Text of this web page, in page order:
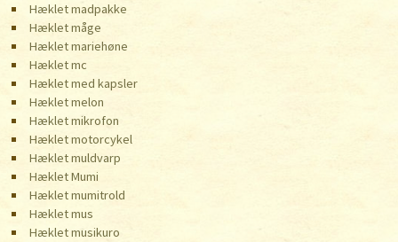
Hæklet madpakke
Hæklet måge
Hæklet mariehøne
Hæklet mc
Hæklet med kapsler
Hæklet melon
Hæklet mikrofon
Hæklet motorcykel
Hæklet muldvarp
Hæklet Mumi
Hæklet mumitrold
Hæklet mus
Hæklet musikuro